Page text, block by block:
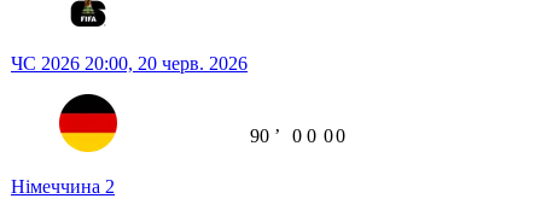
ЧС 2026 20:00, 20 черв. 2026
Німеччина 2
90 ʼ 0 0 00